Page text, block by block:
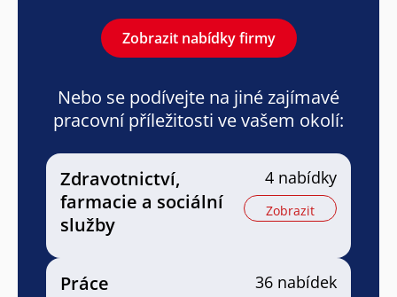
Zobrazit nabídky firmy
Nebo se podívejte na jiné zajímavé
pracovní příležitosti ve vašem okolí:
Zdravotnictví,
farmacie a sociální
služby
4 nabídky
Zobrazit
Práce 36 nabídek